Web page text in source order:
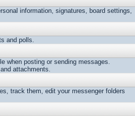
information, signatures, board settings,
and polls.
when posting or sending messages.
attachments.
track them, edit your messenger folders